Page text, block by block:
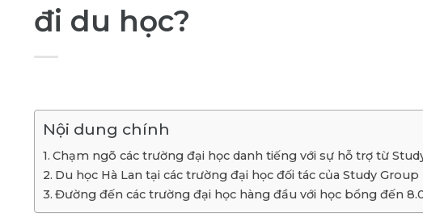
đi du học?
Nội dung chính
Chạm ngõ các trường đại học danh tiếng với sự hỗ trợ từ
Du học Hà Lan tại các trường đại học đối tác của Study Group
Đường đến các trường đại học hàng đầu với học bổng đến